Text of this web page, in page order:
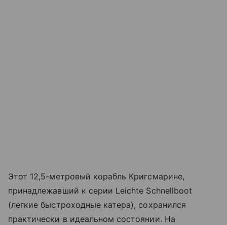
Этот 12,5-метровый корабль Кригсмарине,
принадлежавший к серии Leichte Schnellboot
(легкие быстроходные катера), сохранился
практически в идеальном состоянии. На